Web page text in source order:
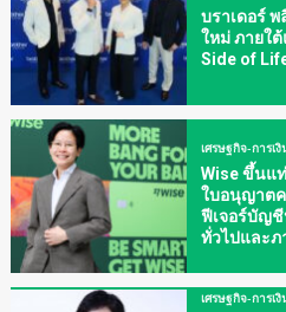
บราเดอร์
ใหม่ ภายใ
Side of
เศรษฐกิจ-การเงิ
Wise ขึ้นแ
ใบอนุญาตค
ฟีเจอร์บัญ
ทั่วไปและภ
เศรษฐกิจ-การเงิ